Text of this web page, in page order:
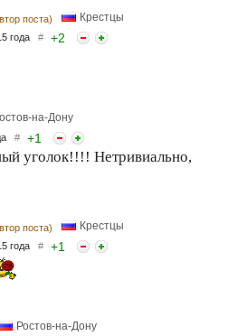
поста) Крестцы
года # +2
на-Дону
# +1
уголок!!!! Нетривиально,
поста) Крестцы
года # +1
Ростов-на-Дону